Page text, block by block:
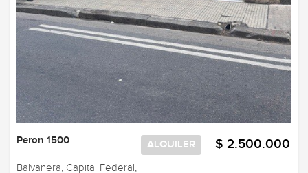
$ 2.500.000
ALQUILER
Peron 1500
Balvanera, Capital Federal,